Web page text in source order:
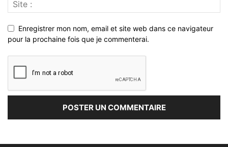
Enregistrer mon nom, email et site web dans ce navigateur
pour la prochaine fois que je commenterai.